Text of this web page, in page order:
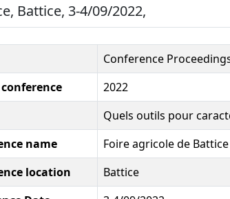
Battice, 3-4/09/2022,
Conference
2022
Quels outils pour
name
Foire agricole de Battice
location
Battice